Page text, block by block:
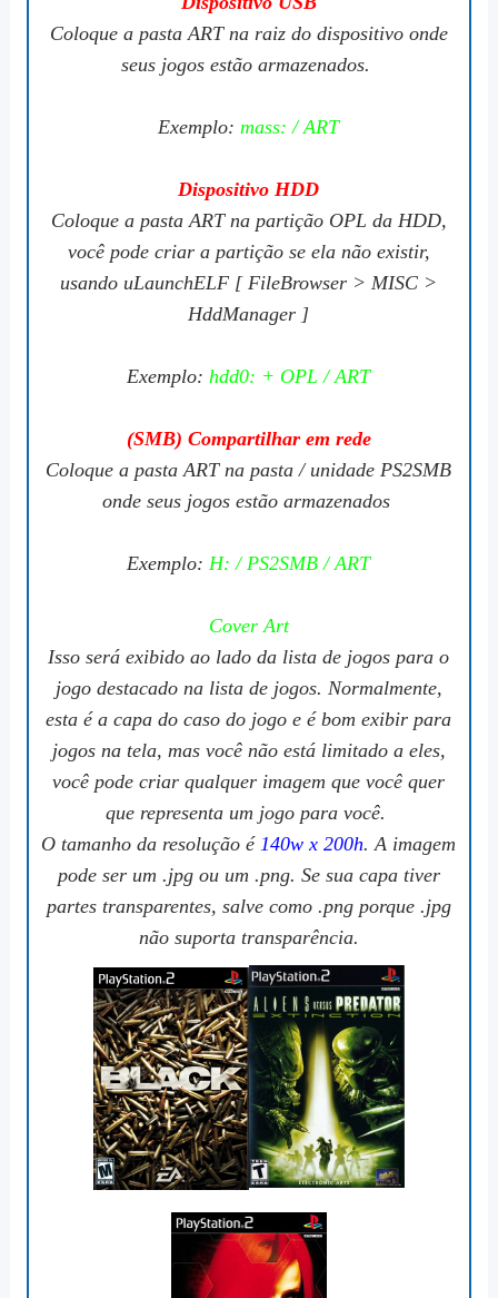
Coloque a pasta ART na raiz do dispositivo onde
seus jogos estão armazenados.
Exemplo:mass: / ART
Dispositivo HDD
Coloque a pasta ART na partição OPL da HDD,
você pode criar a partição se ela não existir,
usando uLaunchELF [ FileBrowser > MISC >
HddManager ]
Exemplo:hdd0: + OPL / ART
(SMB) Compartilhar em rede
Coloque a pasta ART na pasta / unidade PS2SMB
onde seus jogos estão armazenados
Exemplo:H: / PS2SMB / ART
Cover Art
Isso será exibido ao lado da lista de jogos para o
jogo destacado na lista de jogos. Normalmente,
esta é a capa do caso do jogo e é bom exibir para
jogos na tela, mas você não está limitado a eles,
você pode criar qualquer imagem que você quer
que representa um jogo para você.
O tamanho da resolução é140w x 200h. A imagem
pode ser um .jpg ou um .png. Se sua capa tiver
partes transparentes, salve como .png porque .jpg
não suporta transparência.